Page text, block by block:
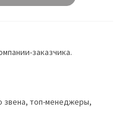
заказчика.
звена, топ-менеджеры,